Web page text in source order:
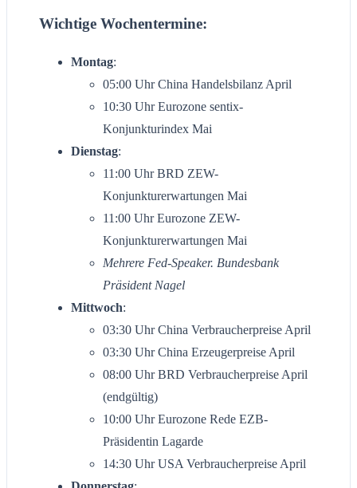
Wichtige Wochentermine:
Montag:
05:00 Uhr China Handelsbilanz April
10:30 Uhr Eurozone sentix-
Konjunkturindex Mai
Dienstag:
11:00 Uhr BRD ZEW-
Konjunkturerwartungen Mai
11:00 Uhr Eurozone ZEW-
Konjunkturerwartungen Mai
Mehrere Fed-Speaker. Bundesbank
Präsident Nagel
Mittwoch:
03:30 Uhr China Verbraucherpreise April
03:30 Uhr China Erzeugerpreise April
08:00 Uhr BRD Verbraucherpreise April
(endgültig)
10:00 Uhr Eurozone Rede EZB-
Präsidentin Lagarde
14:30 Uhr USA Verbraucherpreise April